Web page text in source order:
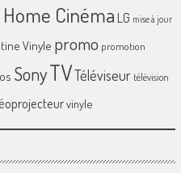
Home Cinéma LG mise à jour
Vinyle promo promotion
SonyTVTéléviseur télévision
vinyle